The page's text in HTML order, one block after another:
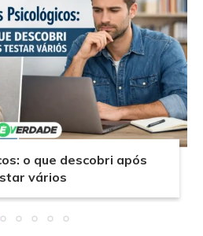
o que descobri após
vários